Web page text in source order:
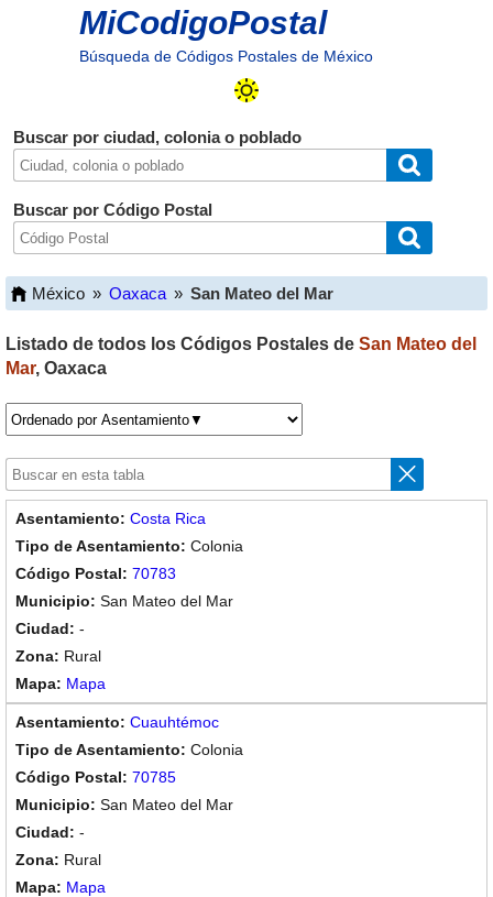
MiCodigoPostal
Búsqueda de Códigos Postales de México
Buscar por ciudad, colonia o poblado
Buscar por Código Postal
México » Oaxaca » San Mateo del Mar
Listado de todos los Códigos Postales de San Mateo del
Mar, Oaxaca
Costa Rica
Colonia
70783
San Mateo del Mar
-
Rural
Mapa
Cuauhtémoc
Colonia
70785
San Mateo del Mar
-
Rural
Mapa